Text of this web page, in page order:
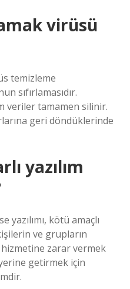
virüsü
temizleme
sıfırlamasıdır.
veriler tamamen silinir.
geri döndüklerinde
yazılım
yazılımı, kötü amaçlı
ve grupların
hizmetine zarar vermek
getirmek için